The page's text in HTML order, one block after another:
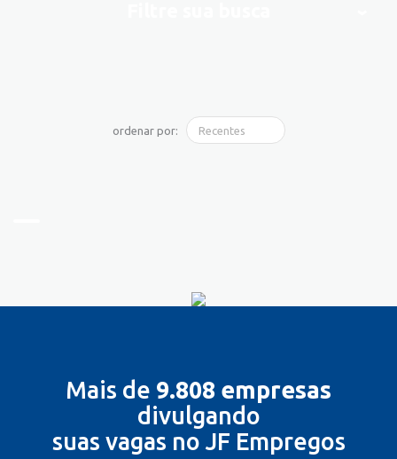
ordenar por:
Mais de 9.808 empresas
divulgando
suas vagas no JF Empregos